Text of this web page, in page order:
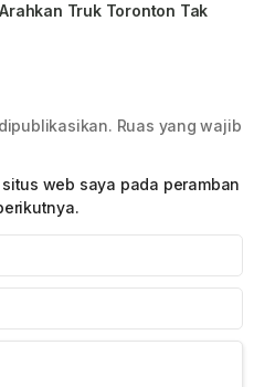
Truk Toronton Tak
Ruas yang wajib
web saya pada peramban